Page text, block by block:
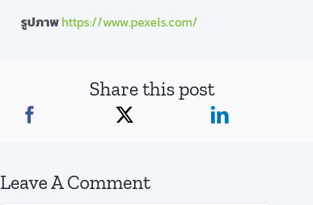
รูปภาพhttps://www.pexels.com/
Share this post
Leave A Comment